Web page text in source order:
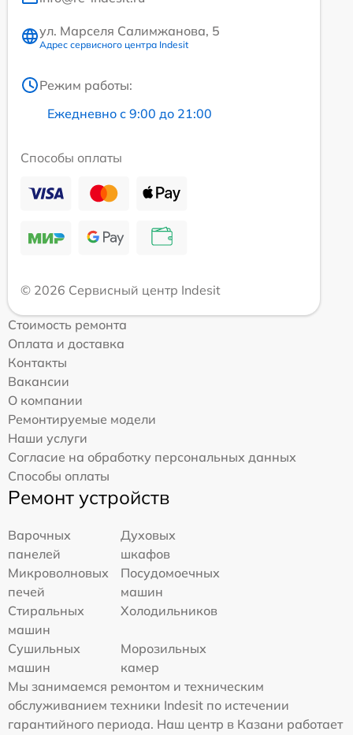
ул. Марселя Салимжанова, 5
Адрес сервисного центра Indesit
Режим работы:
Ежедневно с 9:00 до 21:00
Способы оплаты
© 2026 Сервисный центр Indesit
Стоимость ремонта
Оплата и доставка
Контакты
Вакансии
О компании
Ремонтируемые модели
Наши услуги
Согласие на обработку персональных данных
Способы оплаты
Ремонт устройств
Варочных
панелей
Духовых
шкафов
Микроволновых
печей
Посудомоечных
машин
Стиральных
машин
Холодильников
Сушильных
машин
Морозильных
камер
Мы занимаемся ремонтом и техническим
обслуживанием техники Indesit по истечении
гарантийного периода. Наш центр в Казани работает